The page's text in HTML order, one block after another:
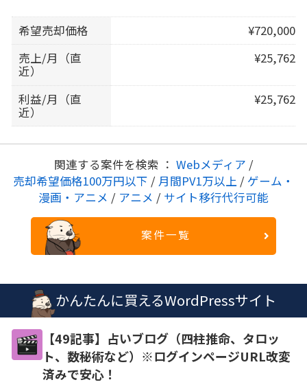
希望売却価格
¥720,000
売上/月（直
近）
¥25,762
利益/月（直
近）
¥25,762
関連する案件を検索 ： Webメディア /
売却希望価格100万円以下 / 月間PV1万以上 / ゲーム・
漫画・アニメ / アニメ / サイト移行代行可能
案件一覧
かんたんに買えるWordPressサイト
【49記事】占いブログ（四柱推命、タロッ
ト、数秘術など）※ログインページURL改変
済みで安心！